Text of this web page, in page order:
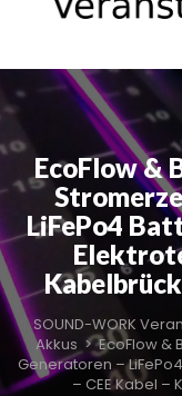
EcoFlow &
LiFePo4
SOUND-WORK
Akkus >EcoFlow &
Generatoren –
– CEE Kabel